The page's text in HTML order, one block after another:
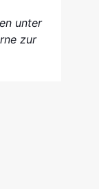
unter
zur